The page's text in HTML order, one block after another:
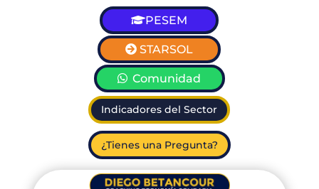
PESEM
STARSOL
Comunidad
Indicadores del Sector
¿Tienes una Pregunta?